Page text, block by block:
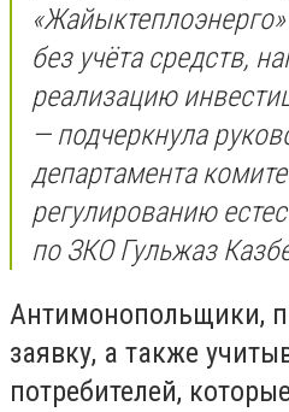
без учёта средств,
реализацию
— подчеркнула
департамента
регулированию
по ЗКО Гульжаз
Антимонопольщики,
заявку, а также
потребителей,